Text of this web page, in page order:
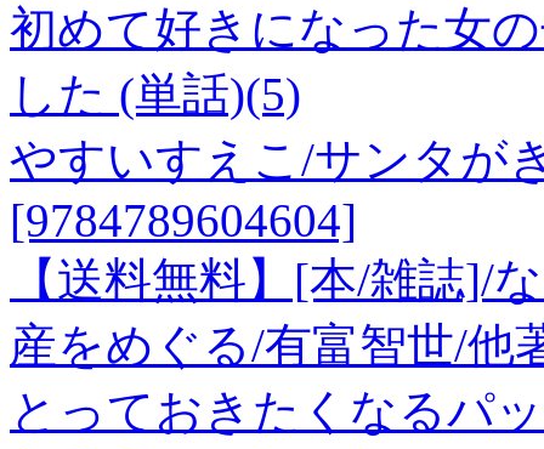
初めて好きになった女
した (単話)(5)
やすいすえこ/サンタが
[9784789604604]
【送料無料】[本/雑誌]/
産をめぐる/有富智世/他
とっておきたくなるパ